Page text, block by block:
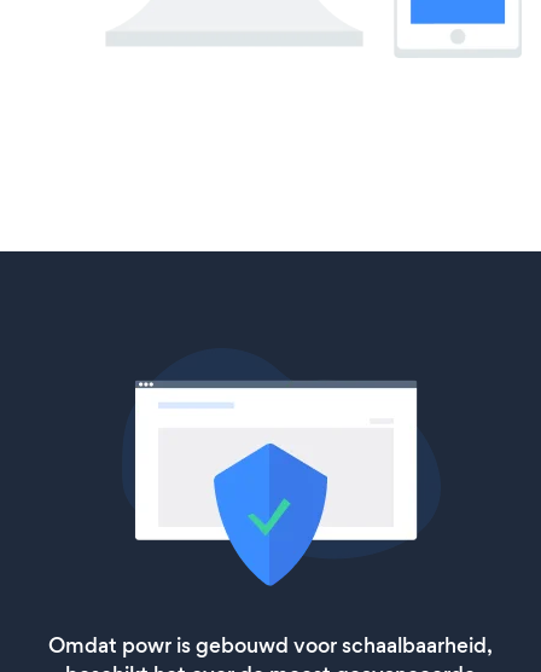
Omdat powr is gebouwd voor schaalbaarheid,